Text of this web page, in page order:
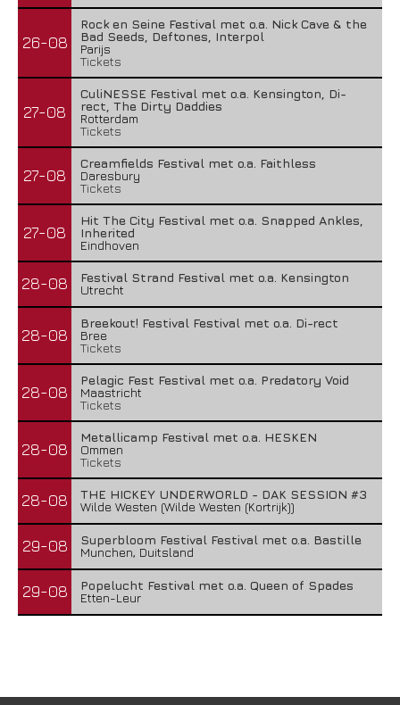
26-08
Rock en Seine Festival met o.a. Nick Cave & the
Bad Seeds, Deftones, Interpol
Parijs
Tickets
27-08
CuliNESSE Festival met o.a. Kensington, Di-
rect, The Dirty Daddies
Rotterdam
Tickets
27-08
Creamfields Festival met o.a. Faithless
Daresbury
Tickets
27-08
Hit The City Festival met o.a. Snapped Ankles,
Inherited
Eindhoven
28-08
Festival Strand Festival met o.a. Kensington
Utrecht
28-08
Breekout! Festival Festival met o.a. Di-rect
Bree
Tickets
28-08
Pelagic Fest Festival met o.a. Predatory Void
Maastricht
Tickets
28-08
Metallicamp Festival met o.a. HESKEN
Ommen
Tickets
28-08
THE HICKEY UNDERWORLD - DAK SESSION #3
Wilde Westen (Wilde Westen (Kortrijk))
29-08
Superbloom Festival Festival met o.a. Bastille
Munchen, Duitsland
29-08
Popelucht Festival met o.a. Queen of Spades
Etten-Leur